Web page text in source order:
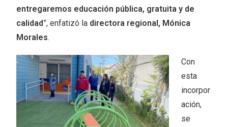
entregaremos educación pública, gratuita y de
calidad”, enfatizó la directora regional, Mónica
Morales.
Con
esta
incorpor
ación,
se